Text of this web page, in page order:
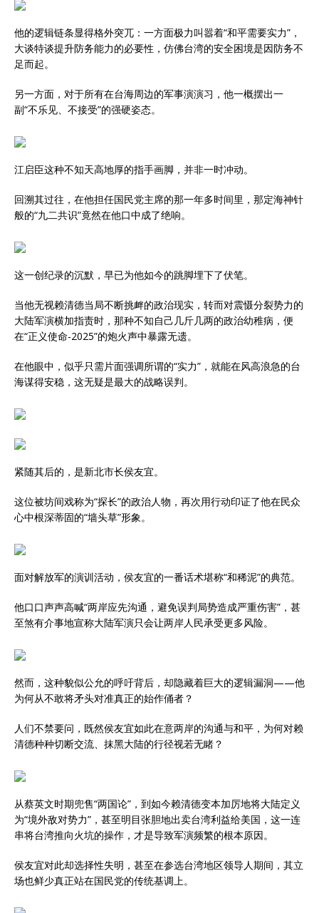
他的逻辑链条显得格外突兀：一方面极力叫嚣着“和平需要实力”，
大谈特谈提升防务能力的必要性，仿佛台湾的安全困境是因防务不
足而起。
另一方面，对于所有在台海周边的军事演演习，他一概摆出一
副“不乐见、不接受”的强硬姿态。
江启臣这种不知天高地厚的指手画脚，并非一时冲动。
回溯其过往，在他担任国民党主席的那一年多时间里，那定海神针
般的“九二共识”竟然在他口中成了绝响。
这一创纪录的沉默，早已为他如今的跳脚埋下了伏笔。
当他无视赖清德当局不断挑衅的政治现实，转而对震慑分裂势力的
大陆军演横加指责时，那种不知自己几斤几两的政治幼稚病，便
在“正义使命-2025”的炮火声中暴露无遗。
在他眼中，似乎只需片面强调所谓的“实力”，就能在风高浪急的台
海谋得安稳，这无疑是最大的战略误判。
紧随其后的，是新北市长侯友宜。
这位被坊间戏称为“探长”的政治人物，再次用行动印证了他在民众
心中根深蒂固的“墙头草”形象。
面对解放军的演训活动，侯友宜的一番话术堪称“和稀泥”的典范。
他口口声声高喊“两岸应先沟通，避免误判局势造成严重伤害”，甚
至煞有介事地宣称大陆军演只会让两岸人民承受更多风险。
然而，这种貌似公允的呼吁背后，却隐藏着巨大的逻辑漏洞——他
为何从不敢将矛头对准真正的始作俑者？
人们不禁要问，既然侯友宜如此在意两岸的沟通与和平，为何对赖
清德种种切断交流、抹黑大陆的行径视若无睹？
从蔡英文时期兜售“两国论”，到如今赖清德变本加厉地将大陆定义
为“境外敌对势力”，甚至明目张胆地出卖台湾利益给美国，这一连
串将台湾推向火坑的操作，才是导致军演频繁的根本原因。
侯友宜对此却选择性失明，甚至在参选台湾地区领导人期间，其立
场也鲜少真正站在国民党的传统基调上。